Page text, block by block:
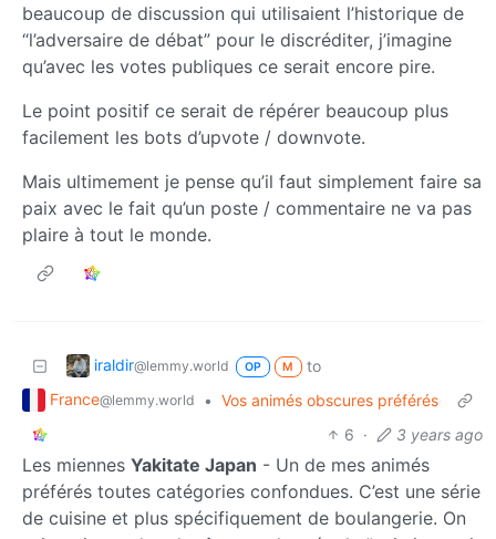
beaucoup de discussion qui utilisaient l’historique de
“l’adversaire de débat” pour le discréditer, j’imagine
qu’avec les votes publiques ce serait encore pire.
Le point positif ce serait de répérer beaucoup plus
facilement les bots d’upvote / downvote.
Mais ultimement je pense qu’il faut simplement faire sa
paix avec le fait qu’un poste / commentaire ne va pas
plaire à tout le monde.
iraldir@lemmy.world OP M
to
France@lemmy.world • Vos animés obscures préférés
6 · 3 years ago
Les miennes Yakitate Japan - Un de mes animés
préférés toutes catégories confondues. C’est une série
de cuisine et plus spécifiquement de boulangerie. On